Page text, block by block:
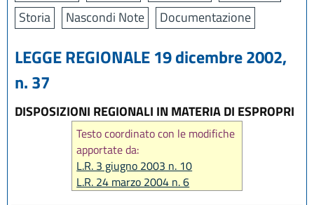
Storia
Nascondi Note Documentazione
LEGGE REGIONALE 19 dicembre 2002,
n. 37
DISPOSIZIONI REGIONALI IN MATERIA DI ESPROPRI
Testo coordinato con le modifiche
apportate da:
L.R. 3 giugno 2003 n. 10
L.R. 24 marzo 2004 n. 6